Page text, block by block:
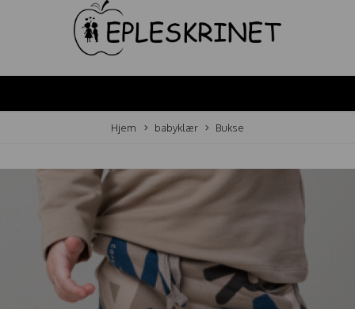
Hjem babyklær Bukse